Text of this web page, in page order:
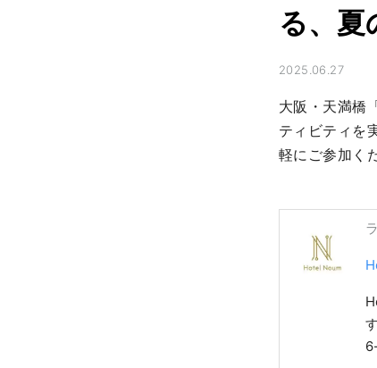
る、夏
2025.06.27
大阪・天満橋
ティビティを
軽にご参加く